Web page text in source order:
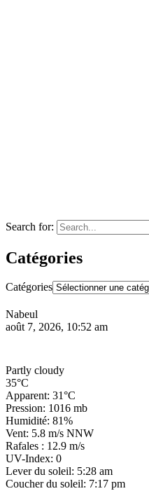
Search for:
Catégories
Catégories
Nabeul
août 7, 2026, 10:52 am
Partly cloudy
35°C
Apparent: 31°C
Pression: 1016 mb
Humidité: 81%
Vent: 5.8 m/s NNW
Rafales : 12.9 m/s
UV-Index: 0
Lever du soleil: 5:28 am
Coucher du soleil: 7:17 pm